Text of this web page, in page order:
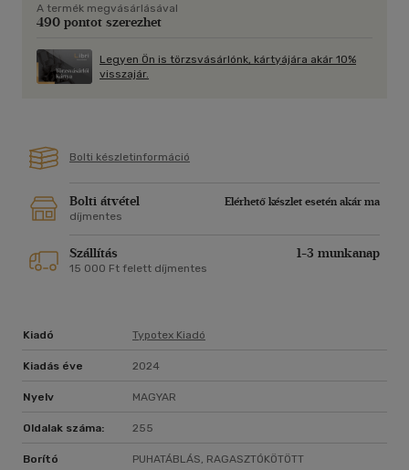
A termék megvásárlásával
490 pontot szerezhet
Legyen Ön is törzsvásárlónk, kártyájára akár 10%
visszajár.
Bolti készletinformáció
Bolti átvétel
Elérhető készlet esetén akár ma
díjmentes
Szállítás 1-3 munkanap
15 000 Ft felett díjmentes
Kiadó Typotex Kiadó
Kiadás éve 2024
Nyelv MAGYAR
Oldalak száma: 255
Borító PUHATÁBLÁS, RAGASZTÓKÖTÖTT